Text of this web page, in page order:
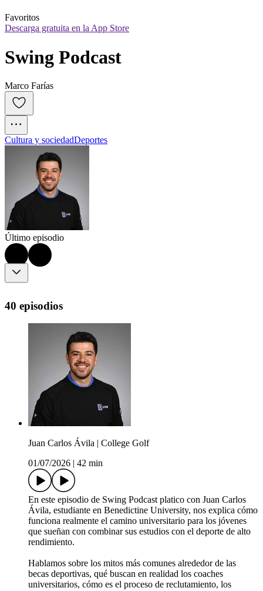
Favoritos
Descarga gratuita en la App Store
Swing Podcast
Marco Farías
Cultura y sociedadDeportes
Último episodio
40 episodios
Juan Carlos Ávila | College Golf
01/07/2026
42 min
En este episodio de Swing Podcast platico con Juan Carlos
Ávila, estudiante en Benedictine University, nos explica cómo
funciona realmente el camino universitario para los jóvenes
que sueñan con combinar sus estudios con el deporte de alto
rendimiento.
Hablamos sobre los mitos más comunes alrededor de las
becas deportivas, qué buscan en realidad los coaches
universitarios, cómo es el proceso de reclutamiento, los